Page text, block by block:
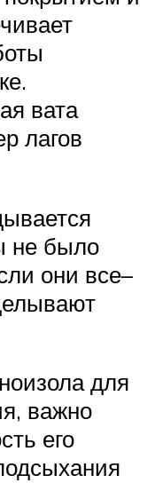
вата
лагов
не было
они все–
для
важно
его